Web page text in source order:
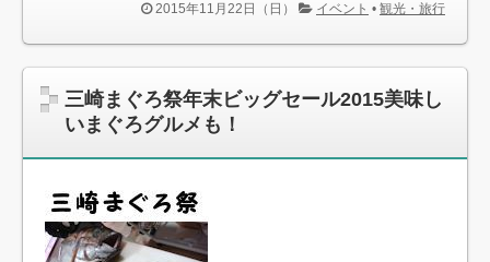
2015年11月22日（日） イベント • 観光・旅行
三崎まぐろ祭年末ビッグセール2015美味し
いまぐろグルメも！